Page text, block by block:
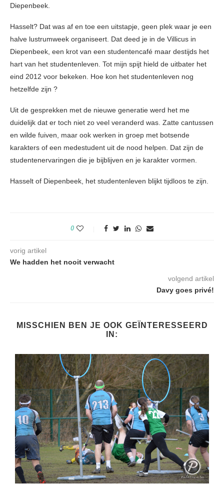
Diepenbeek.
Hasselt? Dat was af en toe een uitstapje, geen plek waar je een
halve lustrumweek organiseert. Dat deed je in de Villicus in
Diepenbeek, een krot van een studentencafé maar destijds het
hart van het studentenleven. Tot mijn spijt hield de uitbater het
eind 2012 voor bekeken. Hoe kon het studentenleven nog
hetzelfde zijn ?
Uit de gesprekken met de nieuwe generatie werd het me
duidelijk dat er toch niet zo veel veranderd was. Zatte cantussen
en wilde fuiven, maar ook werken in groep met botsende
karakters of een medestudent uit de nood helpen. Dat zijn de
studentenervaringen die je bijblijven en je karakter vormen.
Hasselt of Diepenbeek, het studentenleven blijkt tijdloos te zijn.
0
vorig artikel
We hadden het nooit verwacht
volgend artikel
Davy goes privé!
MISSCHIEN BEN JE OOK GEÏNTERESSEERD
IN: